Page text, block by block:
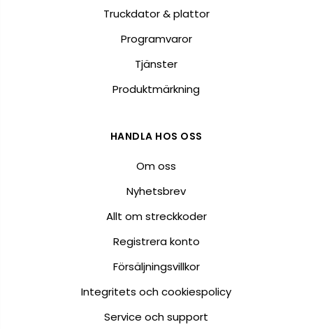
Truckdator & plattor
Programvaror
Tjänster
Produktmärkning
HANDLA HOS OSS
Om oss
Nyhetsbrev
Allt om streckkoder
Registrera konto
Försäljningsvillkor
Integritets och cookiespolicy
Service och support